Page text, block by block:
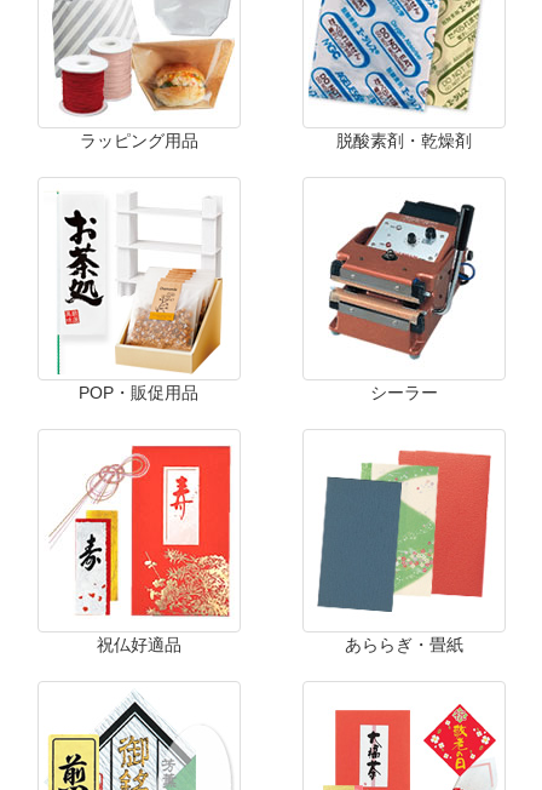
ラッピング用品 脱酸素剤・乾燥剤
POP・販促用品 シーラー
祝仏好適品 あららぎ・畳紙